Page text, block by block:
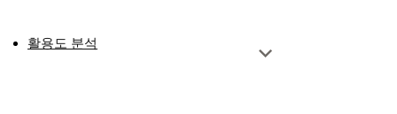
활용도 분석